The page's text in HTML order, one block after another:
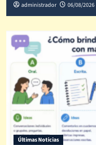
administrador 06/08/2026
Últimas Noticias